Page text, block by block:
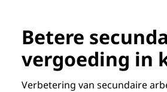
Betere
vergoeding in
Verbetering van secundaire